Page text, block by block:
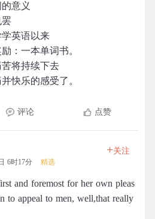
意义
罢
英语以来
：一本单词书。
将持续下去
快乐的感受了。
评论 点赞
6时17分 精选
+关注
and foremost for her own pleas
to appeal to men, well,that really